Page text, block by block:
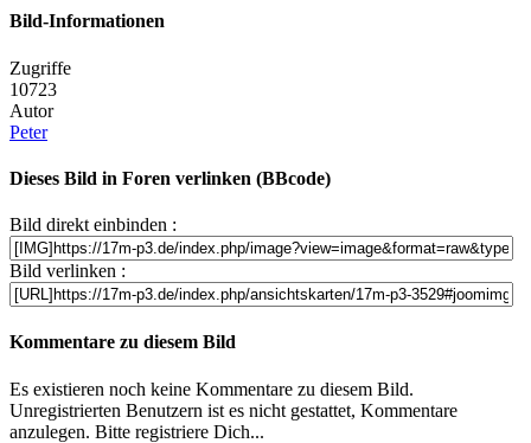
Bild-Informationen
Zugriffe
10723
Autor
Peter
Dieses Bild in Foren verlinken (BBcode)
Bild direkt einbinden :
Bild verlinken :
Kommentare zu diesem Bild
Es existieren noch keine Kommentare zu diesem Bild.
Unregistrierten Benutzern ist es nicht gestattet, Kommentare
anzulegen. Bitte registriere Dich...